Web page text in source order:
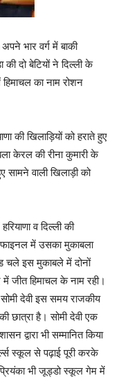
भार वर्ग में बाकी
दो बेटियों ने दिल्ली के
का नाम रोशन
की खिलाड़ियों को हराते हुए
केरल की रीना कुमारी के
वाली खिलाड़ी को
व दिल्ली की
फाइनल में उसका मुकाबला
चले इस मुकाबले में दोनों
जीत हिमाचल के नाम रही।
देवी इस समय राजकीय
छात्रा है। सोमी देवी एक
द्वारा भी सम्मानित किया
स्कूल से पढ़ाई पूरी करके
भी जूड्डो स्कूल गेम में